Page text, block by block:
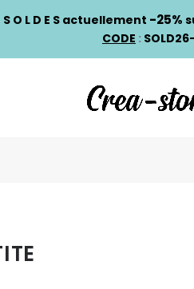
S O L D E S actuellement -25%
CODE :